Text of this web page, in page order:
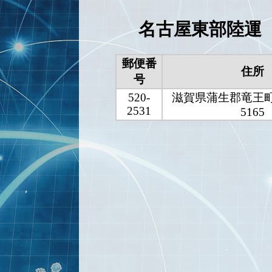
名古屋東部陸運
郵便番
号
住所
520-
2531
滋賀県蒲生郡竜王
5165